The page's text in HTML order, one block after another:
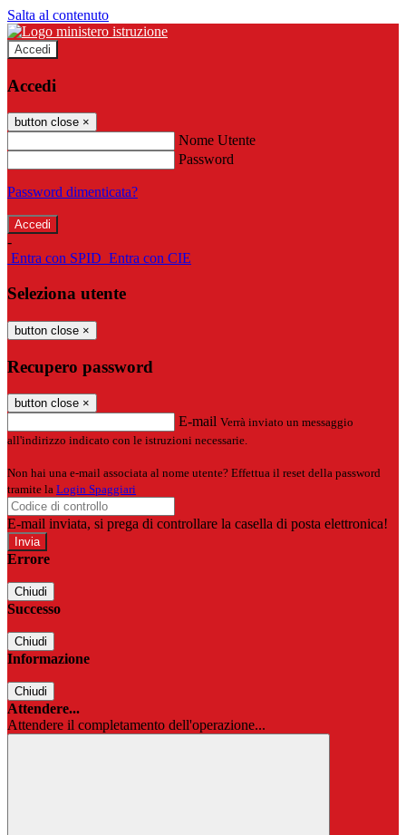
Salta al contenuto
Accedi
Accedi
button close ×
Nome Utente
Password
Password dimenticata?
-
Entra con SPID Entra con CIE
Seleziona utente
button close ×
Recupero password
button close ×
E-mail Verrà inviato un messaggio
all'indirizzo indicato con le istruzioni necessarie.
Non hai una e-mail associata al nome utente? Effettua il reset della password
tramite la Login Spaggiari
E-mail inviata, si prega di controllare la casella di posta elettronica!
Errore
Chiudi
Successo
Chiudi
Informazione
Chiudi
Attendere...
Attendere il completamento dell'operazione...